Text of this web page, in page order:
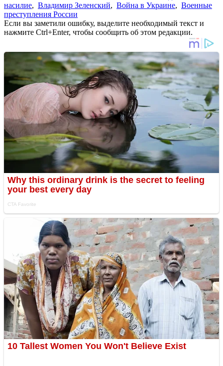
насилие, Владимир Зеленский, Война в Украине, Военные
преступления России
Если вы заметили ошибку, выделите необходимый текст и
нажмите Ctrl+Enter, чтобы сообщить об этом редакции.